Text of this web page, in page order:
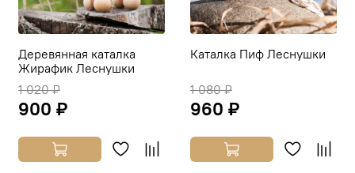
Деревянная каталка
Жирафик Леснушки
1 020 ₽
900 ₽
Каталка Пиф Леснушки
1 080 ₽
960 ₽